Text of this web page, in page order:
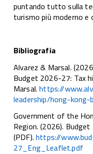
puntando tutto sulla
turismo più moderno e
Bibliografia
Alvarez & Marsal.
Budget 2026-27: Tax
Marsal. https://
leadership/hong-
Government of the
Region. (2026).
(PDF). https://
27_Eng_Leaflet.pdf